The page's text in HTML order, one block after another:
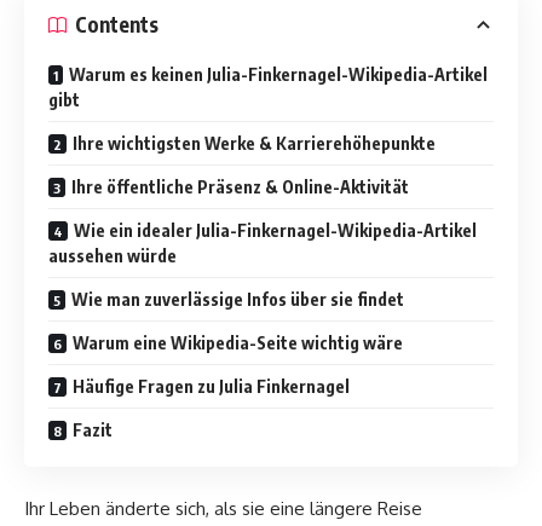
Contents
Warum es keinen Julia-Finkernagel-Wikipedia-Artikel
gibt
Ihre wichtigsten Werke & Karrierehöhepunkte
Ihre öffentliche Präsenz & Online-Aktivität
Wie ein idealer Julia-Finkernagel-Wikipedia-Artikel
aussehen würde
Wie man zuverlässige Infos über sie findet
Warum eine Wikipedia-Seite wichtig wäre
Häufige Fragen zu Julia Finkernagel
Fazit
Ihr Leben änderte sich, als sie eine längere Reise